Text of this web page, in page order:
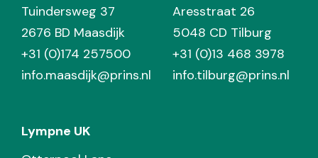
Tuindersweg 37
2676 BD Maasdijk
+31 (0)174 257500
info.maasdijk@prins.nl
Aresstraat 26
5048 CD Tilburg
+31 (0)13 468 3978
info.tilburg@prins.nl
Lympne UK